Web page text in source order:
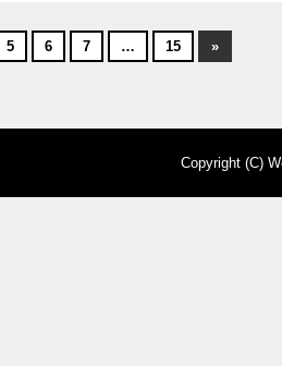
5 6 7 … 15 »
Copyright (C)